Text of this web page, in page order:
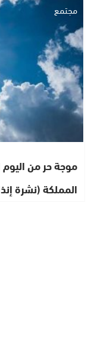
مجتمع
موجة حر من اليوم
المملكة (نشرة